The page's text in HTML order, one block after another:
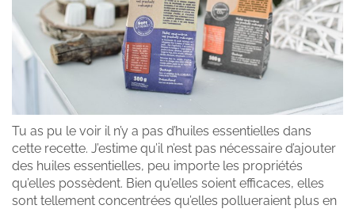
Tu as pu le voir il n’y a pas d’huiles essentielles dans
cette recette. J’estime qu’il n’est pas nécessaire d’ajouter
des huiles essentielles, peu importe les propriétés
qu’elles possèdent. Bien qu’elles soient efficaces, elles
sont tellement concentrées qu’elles pollueraient plus en